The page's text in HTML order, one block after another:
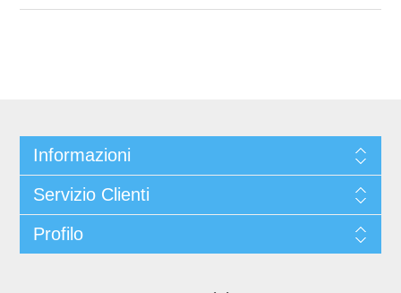
Informazioni
Servizio Clienti
Profilo